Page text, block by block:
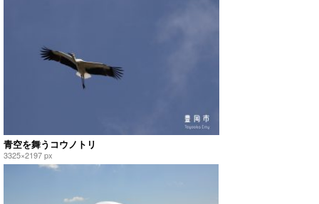
青空を舞うコウノトリ
3325×2197 px